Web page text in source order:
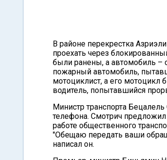
В районе перекрестка
проехать через
были ранены, а автомобиль –
пожарный автомобиль,
мотоциклист, а его
водитель, попытавшийся
Министр транспорта
телефона. Смотрич
работе общественного
"Обещаю передать ваши
написал он.